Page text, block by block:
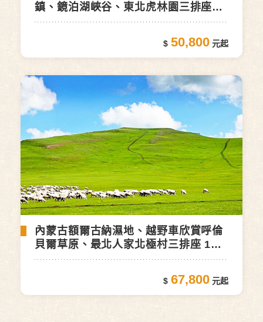
鎮、鏡泊湖峽谷、東北虎林園三排座8
日(自由行)
50,800
內蒙古額爾古納濕地、越野車欣賞呼倫
貝爾草原、最北人家北極村三排座 12
日(自由行)
67,800